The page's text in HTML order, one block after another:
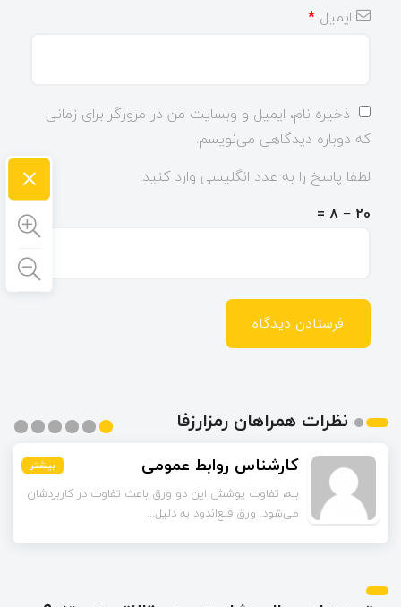
ایمیل *
ذخیره نام، ایمیل و وبسایت من در مرورگر برای زمانی
که دوباره دیدگاهی می‌نویسم.
لطفا پاسخ را به عدد انگلیسی وارد کنید:
20 − 8 =
نظرات همراهان رمزارزفا
کارشناس روابط عمومی بیشتر
بله، تفاوت پوشش این دو ورق باعث تفاوت در کاربردشان
می‌شود. ورق قلع‌اندود به دلیل...
اسماعیل زاده بیشتر
تا قبل از خوندن این مقاله فکر می‌کردم ورق قلع‌اندود
همون ورق گالوانیزه است. تفاو...
بیشتر
بیشتر
بیشتر
بیشتر
×